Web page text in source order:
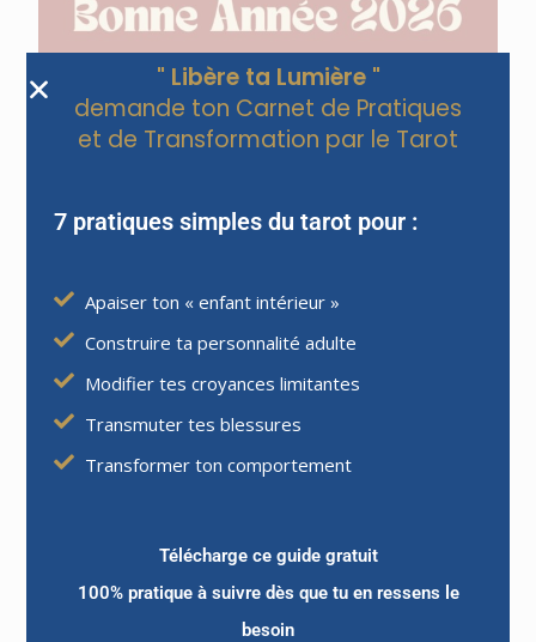
d’interprétation🗝
" Libère ta Lumière "
demande ton Carnet de Pratiques
et de Transformation par le Tarot
7 pratiques simples du tarot pour :
Apaiser ton « enfant intérieur »
Construire ta personnalité adulte
Modifier tes croyances limitantes
Transmuter tes blessures
Transformer ton comportement
Télécharge ce guide gratuit
100% pratique à suivre dès que tu en ressens le
besoin